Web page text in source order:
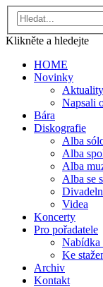
Klikněte a hledejte
HOME
Novinky
Aktuality
Napsali
Bára
Diskografie
Alba
Alba
Alba
Alba se
Videa
Koncerty
Pro pořadatele
Nabídka
Ke
Archiv
Kontakt